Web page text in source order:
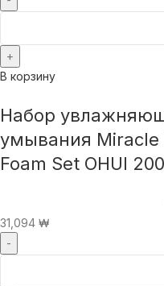
В корзину
Набор
умывания Miracle
Foam Set OHUI
31,094 ₩